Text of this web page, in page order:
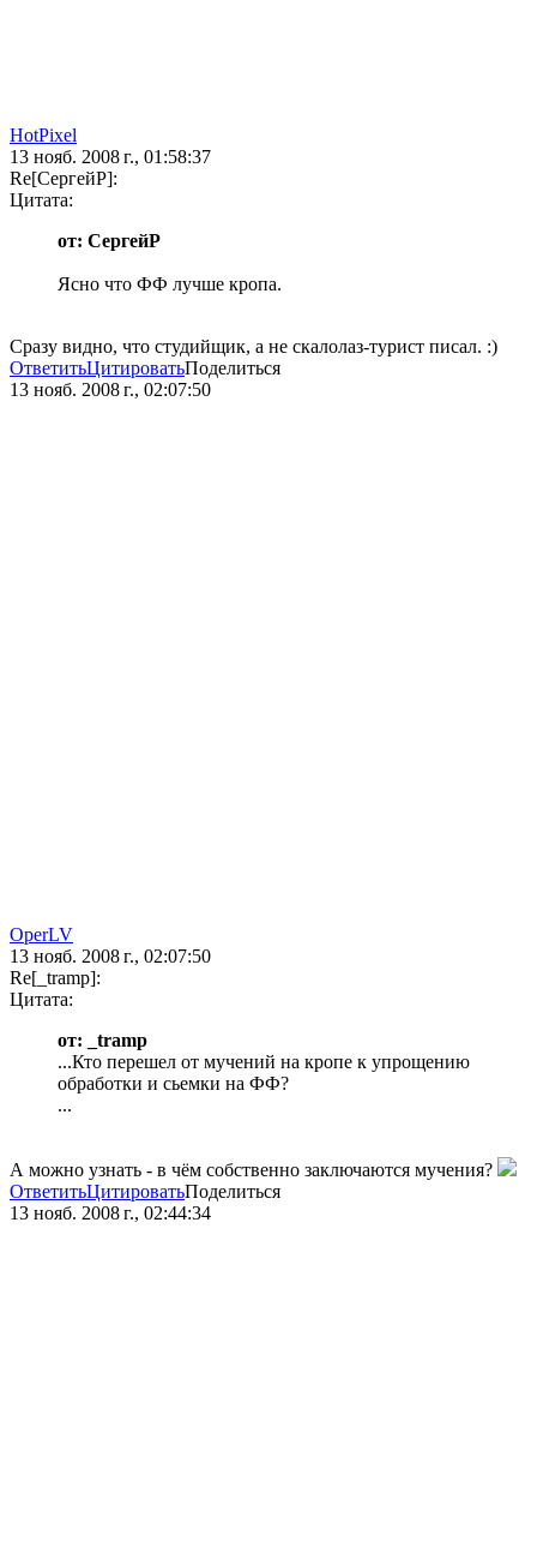
HotPixel
13 нояб. 2008 г., 01:58:37
Re[СергейР]:
Цитата:
от: СергейР
Ясно что ФФ лучше кропа.
Сразу видно, что студийщик, а не скалолаз-турист писал. :)
ОтветитьЦитироватьПоделиться
13 нояб. 2008 г., 02:07:50
OperLV
13 нояб. 2008 г., 02:07:50
Re[_tramp]:
Цитата:
от: _tramp
...Кто перешел от мучений на кропе к упрощению
обработки и сьемки на ФФ?
...
А можно узнать - в чём собственно заключаются мучения?
ОтветитьЦитироватьПоделиться
13 нояб. 2008 г., 02:44:34